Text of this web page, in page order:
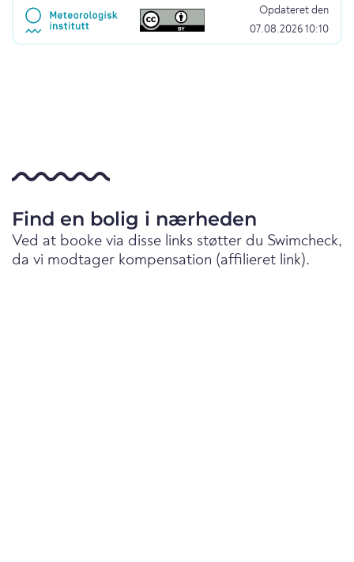
Opdateret den
07.08.2026 10:10
Find en bolig i nærheden
Ved at booke via disse links støtter du Swimcheck,
da vi modtager kompensation (affilieret link).